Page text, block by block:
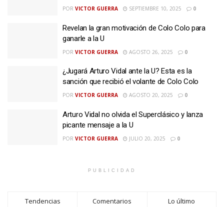
POR VICTOR GUERRA SEPTIEMBRE 10, 2025 0
Revelan la gran motivación de Colo Colo para
ganarle a la U
POR VICTOR GUERRA AGOSTO 26, 2025 0
¿Jugará Arturo Vidal ante la U? Esta es la
sanción que recibió el volante de Colo Colo
POR VICTOR GUERRA AGOSTO 20, 2025 0
Arturo Vidal no olvida el Superclásico y lanza
picante mensaje a la U
POR VICTOR GUERRA JULIO 20, 2025 0
PUBLICIDAD
Tendencias Comentarios Lo último